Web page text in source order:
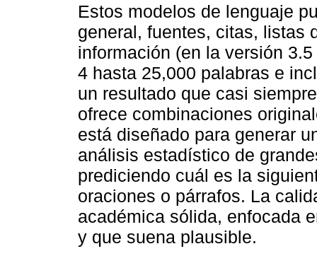
Estos modelos de lenguaje
general, fuentes, citas, listas
información (en la versión
4 hasta 25,000 palabras e
un resultado que casi
ofrece combinaciones
está diseñado para generar
análisis estadístico de
prediciendo cuál es la
oraciones o párrafos. La
académica sólida, enfocada
y que suena plausible.